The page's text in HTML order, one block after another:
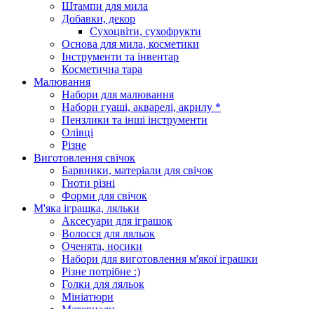
Штампи для мила
Добавки, декор
Сухоцвіти, сухофрукти
Основа для мила, косметики
Інструменти та інвентар
Косметична тара
Малювання
Набори для малювання
Набори гуаші, акварелі, акрилу *
Пензлики та інші інструменти
Олівці
Різне
Виготовлення свічок
Барвники, матеріали для свічок
Гноти різні
Форми для свічок
М'яка іграшка, ляльки
Аксесуари для іграшок
Волосся для ляльок
Оченята, носики
Набори для виготовлення м'якої іграшки
Різне потрібне :)
Голки для ляльок
Мініатюри